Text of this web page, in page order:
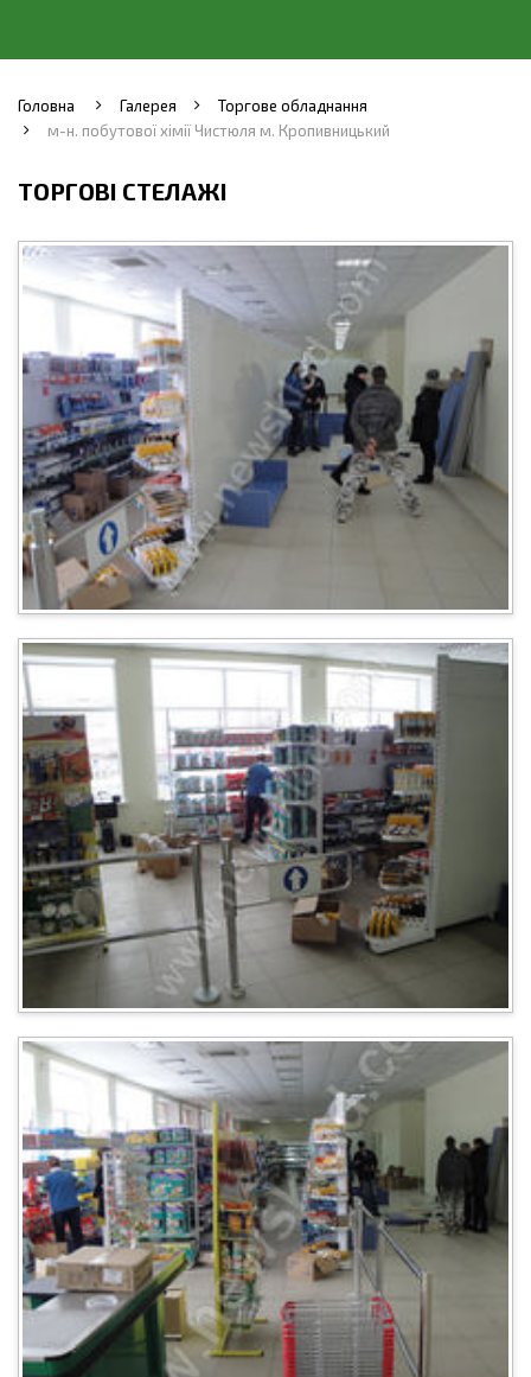
Головна Галерея
Торгове обладнання
м-н. побутової хімії Чистюля м. Кропивницький
ТОРГОВІ СТЕЛАЖІ